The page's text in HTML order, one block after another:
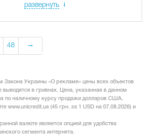
развернуть
48
Закона Украины «О рекламе» цены всех объектов
выводятся в гривнах. Цена, указанная в данном
по наличному курсу продажи долларов США,
www.unicredit.ua (45 грн. за 1 USD на 07.08.2026) и
валюте является опцией для удобства
сегмента интернета.